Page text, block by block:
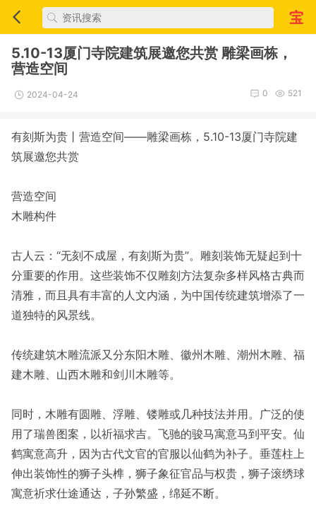
5.10-13厦门寺院建筑展邀您共赏 雕梁画栋，
营造空间
2024-04-24 521
0
有刻斯为贵丨营造空间——雕梁画栋，5.10-13厦门寺院建
筑展邀您共赏
营造空间
木雕构件
古人云：“无刻不成屋，有刻斯为贵”。雕刻装饰无疑起到十
分重要的作用。这些装饰不仅雕刻方法复杂多样风格古典而
清雅，而且具有丰富的人文内涵，为中国传统建筑增添了一
道独特的风景线。
传统建筑木雕流派又分东阳木雕、徽州木雕、潮州木雕、福
建木雕、山西木雕和剑川木雕等。
同时，木雕有圆雕、浮雕、镂雕或几种技法并用。广泛的使
用了瑞兽图案，以祈福求吉。飞驰的骏马寓意马到平安。仙
鹤寓意高升，因为古代文官的官服以仙鹤为补子。垂莲柱上
伸出装饰性的狮子头榫，狮子象征官品与权贵，狮子滚绣球
寓意祈求仕途通达，子孙繁盛，绵延不断。